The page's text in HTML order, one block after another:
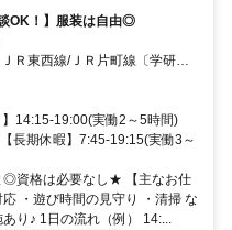
OK！】服装は自由◎
Ｒ東西線/ＪＲ片町線〔学研都
んば線/近鉄奈良線 福徒歩約
14:15-19:00(実働2～5時間)
長期休暇】7:45-19:15(実働3～
◎資格は必要なし★ 【主なお仕
・遊び時間の見守り ・清掃 な
り♪ 1日の流れ（例） 14:...